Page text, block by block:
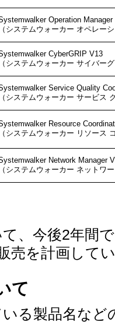
Operation Manager
（システムウォーカー オペレー
CyberGRIP V13
（システムウォーカー サイバー
Service Quality
（システムウォーカー サービス
Resource
（システムウォーカー リソース
Network Manager
（システムウォーカー ネットワ
、今後2年間
売を計画して
て
る製品名など